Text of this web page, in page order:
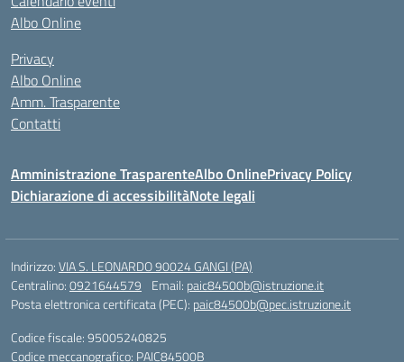
Albo Online
Privacy
Albo Online
Amm. Trasparente
Contatti
Amministrazione TrasparenteAlbo OnlinePrivacy Policy
Dichiarazione di accessibilitàNote legali
Indirizzo:VIA S. LEONARDO 90024 GANGI (PA)
Centralino:0921644579 Email: paic84500b@istruzione.it
Posta elettronica certificata (PEC): paic84500b@pec.istruzione.it
Codice fiscale: 95005240825
Codice meccanografico: PAIC84500B